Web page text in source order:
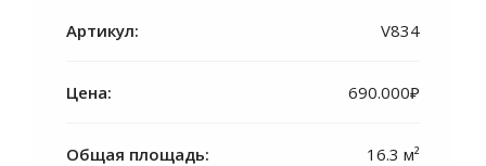
Артикул: V834
Цена: 690.000₽
Общая площадь: 16.3 м²